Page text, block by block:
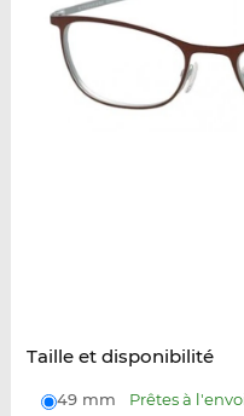
Taille et disponibilité
49 mm Prêtes à